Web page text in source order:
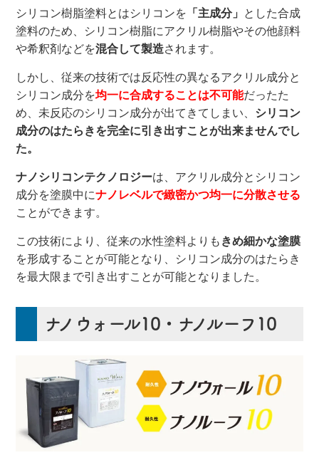
シリコン樹脂塗料とはシリコンを 「主成分」 とした合成
塗料のため、シリコン樹脂にアクリル樹脂やその他顔料
や希釈剤などを混合して製造されます。
しかし、従来の技術では反応性の異なるアクリル成分と
シリコン成分を均一に合成することは不可能だったた
め、未反応のシリコン成分が出てきてしまい、 シリコン
成分のはたらきを完全に引き出すことが出来ませんでし
た。
ナノシリコンテクノロジーは、アクリル成分とシリコン
成分を塗膜中にナノレベルで緻密かつ均一に分散させる
ことができます。
この技術により、従来の水性塗料よりも きめ細かな塗膜
を形成することが可能となり、シリコン成分のはたらき
を最大限まで引き出すことが可能となりました。
ナノウォール10・ナノルーフ10